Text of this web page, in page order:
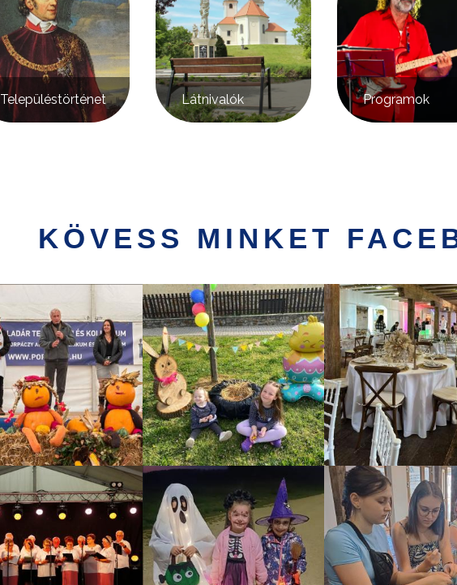
Településtörténet Látnivalók Programok
KÖVESS MINKET